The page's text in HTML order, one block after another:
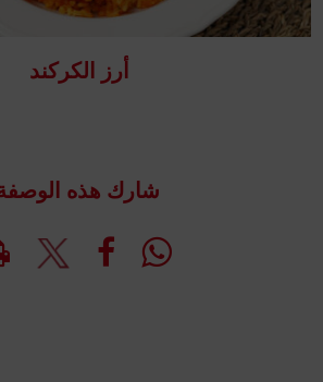
أرز الكركند
شارك هذه